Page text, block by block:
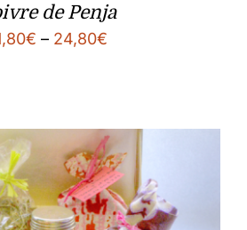
de Penja
€ – 24,80€